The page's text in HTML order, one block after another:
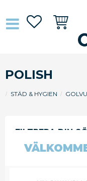
FavoriterKundvagn
POLISH
STÄD & HYGIEN